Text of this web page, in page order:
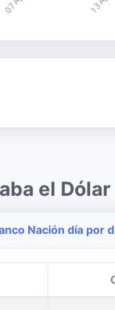
el
Nación día por